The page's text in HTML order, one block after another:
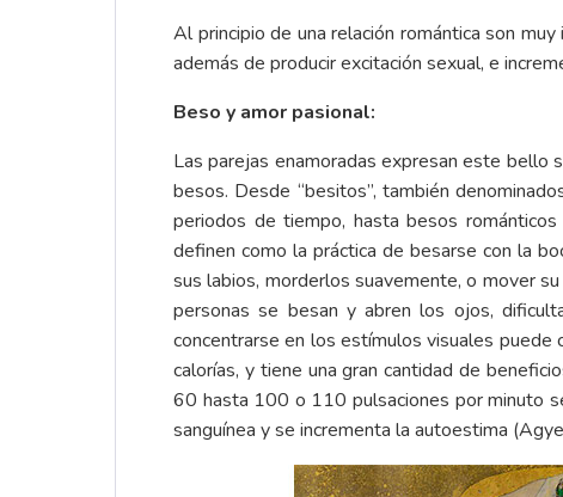
Al principio de una relación romántica son
además de producir excitación sexual, e
Beso y amor pasional:
Las parejas enamoradas expresan este bello
besos. Desde “besitos”, también
periodos de tiempo, hasta besos
definen como la práctica de besarse con la
sus labios, morderlos suavemente, o mover
personas se besan y abren los ojos,
concentrarse en los estímulos visuales puede
calorías, y tiene una gran cantidad de
60 hasta 100 o 110 pulsaciones por minuto
sanguínea y se incrementa la autoestima